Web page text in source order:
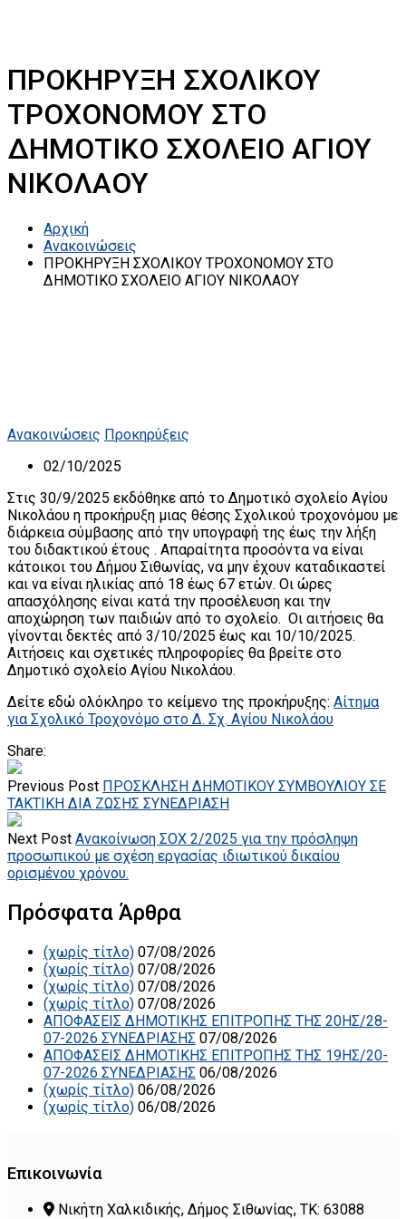
ΠΡΟΚΗΡΥΞΗ ΣΧΟΛΙΚΟΥ
ΤΡΟΧΟΝΟΜΟΥ ΣΤΟ
ΔΗΜΟΤΙΚΟ ΣΧΟΛΕΙΟ ΑΓΙΟΥ
ΝΙΚΟΛΑΟΥ
Αρχική
Ανακοινώσεις
ΠΡΟΚΗΡΥΞΗ ΣΧΟΛΙΚΟΥ ΤΡΟΧΟΝΟΜΟΥ ΣΤΟ
ΔΗΜΟΤΙΚΟ ΣΧΟΛΕΙΟ ΑΓΙΟΥ ΝΙΚΟΛΑΟΥ
Ανακοινώσεις Προκηρύξεις
02/10/2025
Στις 30/9/2025 εκδόθηκε από το Δημοτικό σχολείο Αγίου
Νικολάου η προκήρυξη μιας θέσης Σχολικού τροχονόμου με
διάρκεια σύμβασης από την υπογραφή της έως την λήξη
του διδακτικού έτους . Απαραίτητα προσόντα να είναι
κάτοικοι του Δήμου Σιθωνίας, να μην έχουν καταδικαστεί
και να είναι ηλικίας από 18 έως 67 ετών. Οι ώρες
απασχόλησης είναι κατά την προσέλευση και την
αποχώρηση των παιδιών από το σχολείο. Οι αιτήσεις θα
γίνονται δεκτές από 3/10/2025 έως και 10/10/2025.
Αιτήσεις και σχετικές πληροφορίες θα βρείτε στο
Δημοτικό σχολείο Αγίου Νικολάου.
Δείτε εδώ ολόκληρο το κείμενο της προκήρυξης: Αίτημα
για Σχολικό Τροχονόμο στο Δ. Σχ. Αγίου Νικολάου
Share:
Previous Post ΠΡΟΣΚΛΗΣΗ ΔΗΜΟΤΙΚΟΥ ΣΥΜΒΟΥΛΙΟΥ ΣΕ
ΤΑΚΤΙΚΗ ΔΙΑ ΖΩΣΗΣ ΣΥΝΕΔΡΙΑΣΗ
Next Post Ανακοίνωση ΣΟΧ 2/2025 για την πρόσληψη
προσωπικού με σχέση εργασίας ιδιωτικού δικαίου
ορισμένου χρόνου.
Πρόσφατα Άρθρα
(χωρίς τίτλο) 07/08/2026
(χωρίς τίτλο) 07/08/2026
(χωρίς τίτλο) 07/08/2026
(χωρίς τίτλο) 07/08/2026
ΑΠΟΦΑΣΕΙΣ ΔΗΜΟΤΙΚΗΣ ΕΠΙΤΡΟΠΗΣ ΤΗΣ 20ΗΣ/28-
07-2026 ΣΥΝΕΔΡΙΑΣΗΣ 07/08/2026
ΑΠΟΦΑΣΕΙΣ ΔΗΜΟΤΙΚΗΣ ΕΠΙΤΡΟΠΗΣ ΤΗΣ 19ΗΣ/20-
07-2026 ΣΥΝΕΔΡΙΑΣΗΣ 06/08/2026
(χωρίς τίτλο) 06/08/2026
(χωρίς τίτλο) 06/08/2026
Επικοινωνία
Νικήτη Χαλκιδικής, Δήμος Σιθωνίας, ΤΚ: 63088